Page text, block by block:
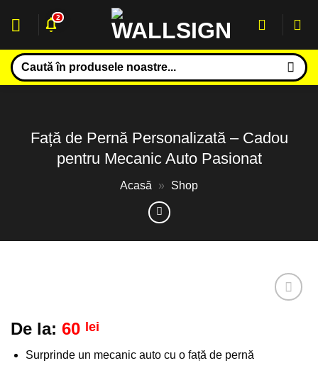
2
Caută
după:
Față de Pernă Personalizată – Cadou
pentru Mecanic Auto Pasionat
Acasă » Shop
De la: 60 lei
Surprinde un mecanic auto cu o față de pernă